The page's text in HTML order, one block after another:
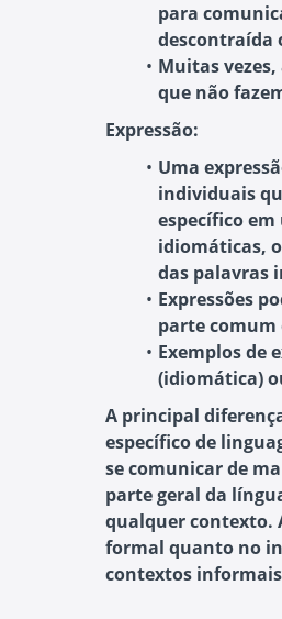
para
descontraída
Muitas
que não
Expressão:
Uma
individuais
específico
idiomáticas,
das palavras
Expressões
parte comum
Exemplos de
(idiomática)
A principal
específico de
se comunicar de
parte geral da
qualquer contexto.
formal quanto no
contextos